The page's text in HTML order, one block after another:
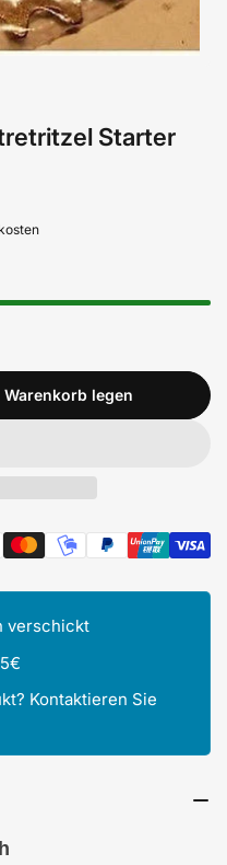
Starter
Warenkorb legen
verschickt
Kontaktieren Sie